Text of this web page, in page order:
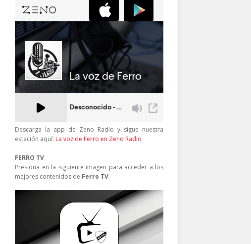
Descarga la app de Zeno Radio y sigue nuestra
estación aquí: La voz de Ferro en Zeno Radio
FERRO TV
Presiona en la siguiente imagen para acceder a los
mejores contenidos de Ferro TV.